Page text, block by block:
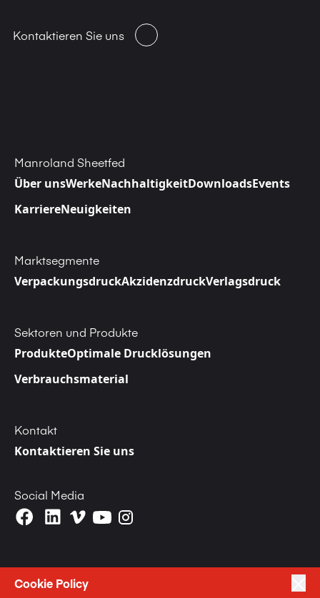
Cookie Policy
Kontaktieren Sie uns
Manroland Sheetfed
Über unsWerkeNachhaltigkeitDownloadsEvents
KarriereNeuigkeiten
Marktsegmente
VerpackungsdruckAkzidenzdruckVerlagsdruck
Sektoren und Produkte
ProdukteOptimale Drucklösungen
Verbrauchsmaterial
Kontakt
Kontaktieren Sie uns
Social Media